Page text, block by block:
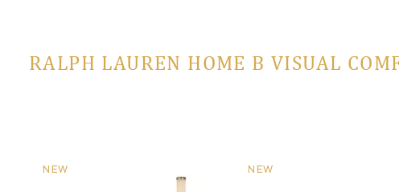
RALPH LAUREN HOME В VISUAL
NEW NEW